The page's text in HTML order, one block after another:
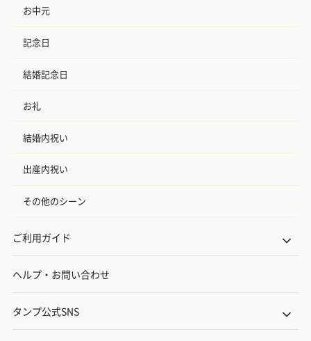
お中元
記念日
結婚記念日
お礼
結婚内祝い
出産内祝い
その他のシーン
ご利用ガイド
ヘルプ・お問い合わせ
タンプ公式SNS